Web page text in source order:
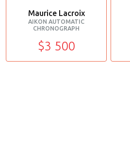
Maurice Lacroix
AIKON AUTOMATIC
CHRONOGRAPH
$3 500